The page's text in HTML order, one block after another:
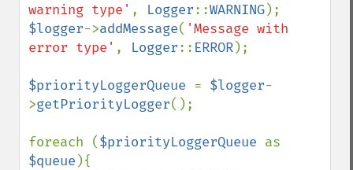
warning type' , Logger::WARNING
$logger->addMessage( 'Message with
error type' , Logger:: ERROR);
$priorityLoggerQueue = $logger-
>getPriorityLogger();
foreach ($priorityLoggerQueue
$queue ){